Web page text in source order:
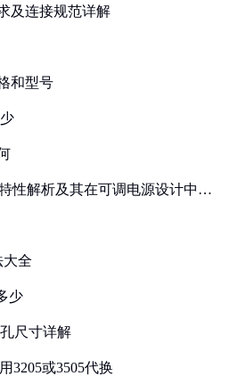
及连接规范详解
和型号
性解析及其在可调电源设计中的
大全
少
尺寸详解
3205或3505代换